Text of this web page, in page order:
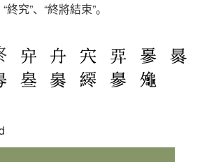
究”、“終將結束”。